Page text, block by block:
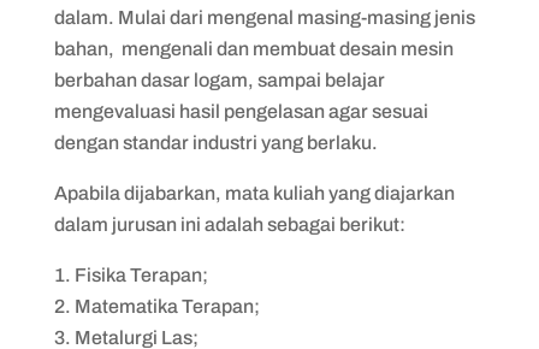
dalam. Mulai dari mengenal masing-masing jenis
bahan, mengenali dan membuat desain mesin
berbahan dasar logam, sampai belajar
mengevaluasi hasil pengelasan agar sesuai
dengan standar industri yang berlaku.
Apabila dijabarkan, mata kuliah yang diajarkan
dalam jurusan ini adalah sebagai berikut:
Fisika Terapan;
Matematika Terapan;
Metalurgi Las;